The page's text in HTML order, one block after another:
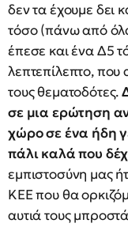
δεν τα έχουμε δει
τόσο (πάνω από
έπεσε και ένα Δ5
λεπτεπίλεπτο, που
τους θεματοδότες.
σε μια ερώτηση
χώρο σε ένα ήδη
πάλι καλά που
εμπιστοσύνη μας
ΚΕΕ που θα
αυτιά τους